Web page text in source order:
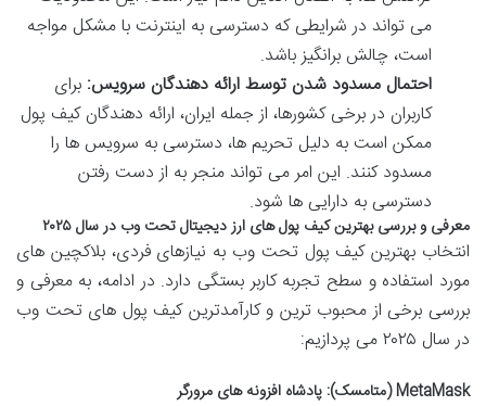
می تواند در شرایطی که دسترسی به اینترنت با مشکل مواجه
است، چالش برانگیز باشد.
احتمال مسدود شدن توسط ارائه دهندگان سرویس: برای
کاربران در برخی کشورها، از جمله ایران، ارائه دهندگان کیف پول
ممکن است به دلیل تحریم ها، دسترسی به سرویس ها را
مسدود کنند. این امر می تواند منجر به از دست رفتن
دسترسی به دارایی ها شود.
معرفی و بررسی بهترین کیف پول های ارز دیجیتال تحت وب در سال ۲۰۲۵
انتخاب بهترین کیف پول تحت وب به نیازهای فردی، بلاکچین های
مورد استفاده و سطح تجربه کاربر بستگی دارد. در ادامه، به معرفی و
بررسی برخی از محبوب ترین و کارآمدترین کیف پول های تحت وب
در سال ۲۰۲۵ می پردازیم:
MetaMask (متامسک): پادشاه افزونه های مرورگر